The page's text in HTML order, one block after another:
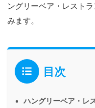
ングリーベア・レスト
みます。
目次
ハングリーベア・レ